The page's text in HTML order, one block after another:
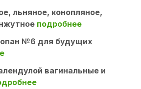
льняное, конопляное,
подробнее
№6 для будущих
вагинальные и